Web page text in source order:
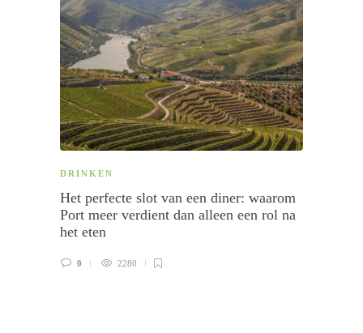
DRINKEN
Het perfecte slot van een diner: waarom
Port meer verdient dan alleen een rol na
het eten
0 2280